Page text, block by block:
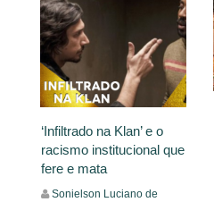
‘Infiltrado na Klan’ e o
racismo institucional que
fere e mata
Sonielson Luciano de